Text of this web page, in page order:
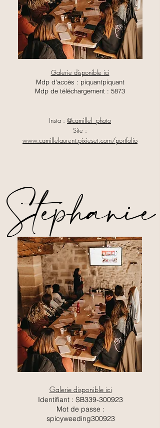
Galerie disponible ici
Mdp d'accès : piquantpiquant
Mdp de téléchargement : 5873
Insta : @camillel_photo
Site :
www.camillelaurent.pixieset.com/portfolio
Stéphanie
Galerie disponible ici
Identifiant : SB339-300923
Mot de passe :
spicyweeding300923